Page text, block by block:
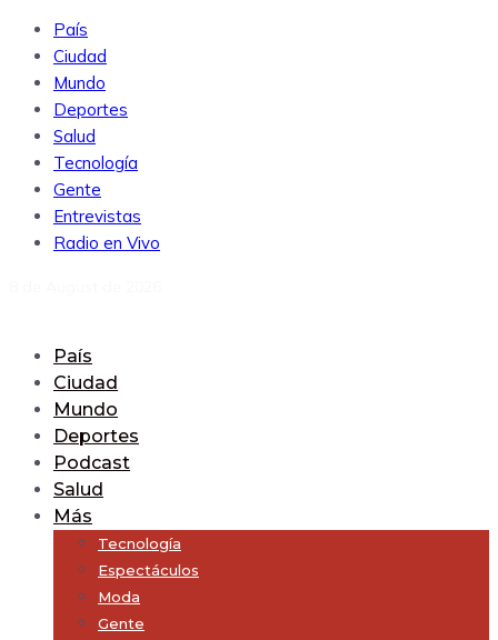
País
Ciudad
Mundo
Deportes
Salud
Tecnología
Gente
Entrevistas
Radio en Vivo
País
Ciudad
Mundo
Deportes
Podcast
Salud
Más
Tecnología
Espectáculos
Moda
Gente